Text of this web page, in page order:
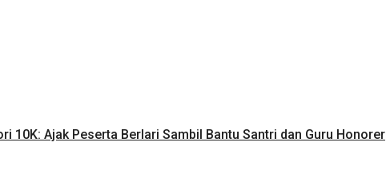
10K: Ajak Peserta Berlari Sambil Bantu Santri dan Guru Honorer